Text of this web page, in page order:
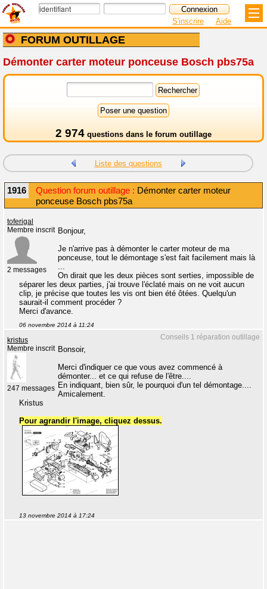
FORUM OUTILLAGE
S'inscrire Aide
Démonter carter moteur ponceuse Bosch pbs75a
2 974 questions dans le forum outillage
Liste des questions
1916 Question forum outillage : Démonter carter moteur
ponceuse Bosch pbs75a
toferigal
Membre inscrit
2 messages
Bonjour,
Je n'arrive pas à démonter le carter moteur de ma
ponceuse, tout le démontage s'est fait facilement mais là
...
On dirait que les deux pièces sont serties, impossible de
séparer les deux parties, j'ai trouve l'éclaté mais on ne voit aucun
clip, je précise que toutes les vis ont bien été ôtées. Quelqu'un
saurait-il comment procéder ?
Merci d'avance.
06 novembre 2014 à 11:24
Conseils 1 réparation outillage
kristus
Membre inscrit
247 messages
Bonsoir,
Merci d'indiquer ce que vous avez commencé à
démonter... et ce qui refuse de l'être....
En indiquant, bien sûr, le pourquoi d'un tel démontage....
Amicalement.
Kristus
Pour agrandir l'image, cliquez dessus.
13 novembre 2014 à 17:24